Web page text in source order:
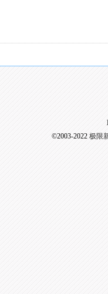
©2003-2022 极限